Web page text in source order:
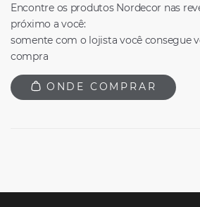
Encontre os produtos Nordecor nas
próximo a você:
somente com o lojista você consegue
compra
ONDE COMPRAR